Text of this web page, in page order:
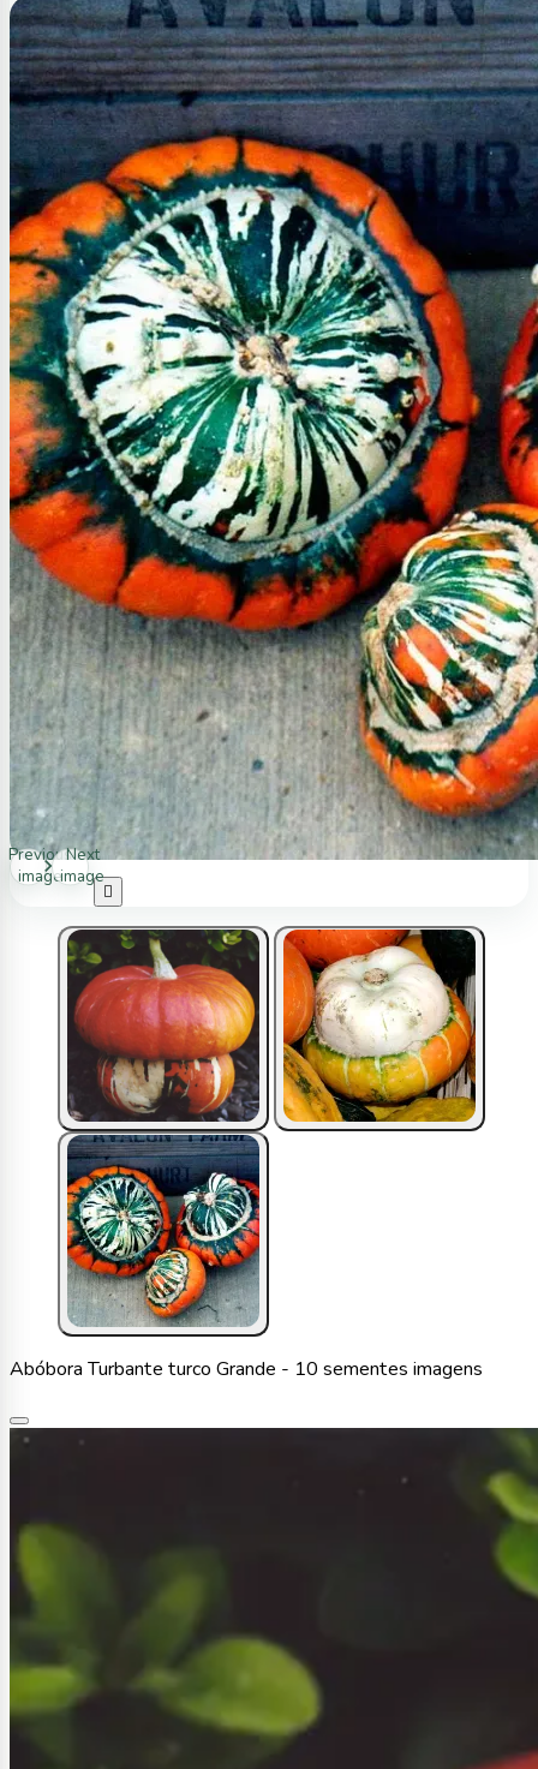
Previous
image
Next
image

Abóbora Turbante turco Grande - 10 sementes imagens